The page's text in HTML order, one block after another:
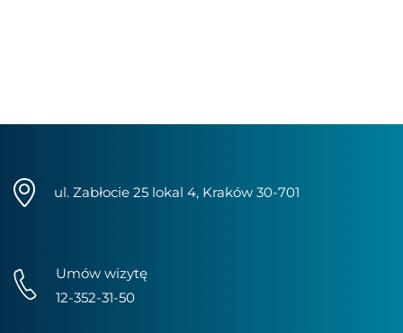
ul. Zabłocie 25 lokal 4, Kraków 30-701
Umów wizytę
12-352-31-50